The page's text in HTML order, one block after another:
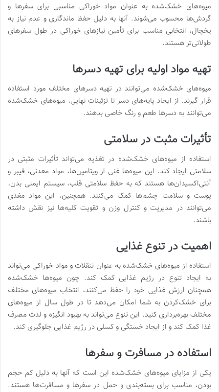
میوه‌های خشک‌شده به عنوان مواد خوراکی مناسبی برای سفرها و
گردش‌ها محسوب می‌شوند. آنها به دلیل حفظ ماندگاری و عدم نیاز به
یخچال، انتخابی مناسب برای تأمین نیازهای خوراکی در طول سفرهای
طولانی‌تر هستند.
تهیه مواد اولیه برای تهیه دسرها
میوه‌های خشک‌شده می‌توانند در تهیه دسرهای مختلف مورد استفاده
قرار گیرند. از ایجاد پایه‌های دسر تا تزئینات نهایی، میوه‌های خشک‌شده
می‌توانند به دسرها طعم و رنگ خاصی بدهند.
تأثیرات مثبت در سلامتی
استفاده از میوه‌های خشک‌شده در تغذیه می‌تواند تأثیرات مثبتی در
سلامتی ایجاد کند. این میوه‌ها غنی از ویتامین‌ها، مواد معدنی، فیبر و
آنتی‌اکسیدان‌ها هستند که به حفظ سلامتی قلب، سیستم ایمنی بدن،
پوست و سلامت چشم‌ها کمک می‌کنند. همچنین، این مواد مغذی
می‌توانند در مدیریت و کنترل وزن و تقویت کلیه‌ها نیز نقش داشته
باشند.
اهمیت در تنوع غذایی
استفاده از میوه‌های خشک‌شده به عنوان تنقلات و مواد خوراکی می‌تواند
به ایجاد تنوع در رژیم غذایی کمک کند. چون میوه‌ها خشک‌شده
همچنان ارزش غذایی خود را حفظ می‌کنند، انتخاب میوه‌های مختلف
برای خشک‌کردن به شما امکان می‌دهد تا در طول سال از میوه‌های
مختلف بهره‌برداری کنید. این تنوع می‌تواند به بهبود انگیزه و لذت مصرف
غذا کمک کند و از ایجاد خستگی و کسلی در رژیم غذایی جلوگیری کند.
استفاده در مسافرت و سفرها
یکی از مزایای میوه‌های خشک‌شده این است که آنها به دلیل کم حجم
بودن، مناسب برای بسته‌بندی و حمل در سفرها و مسافرت‌ها هستند.